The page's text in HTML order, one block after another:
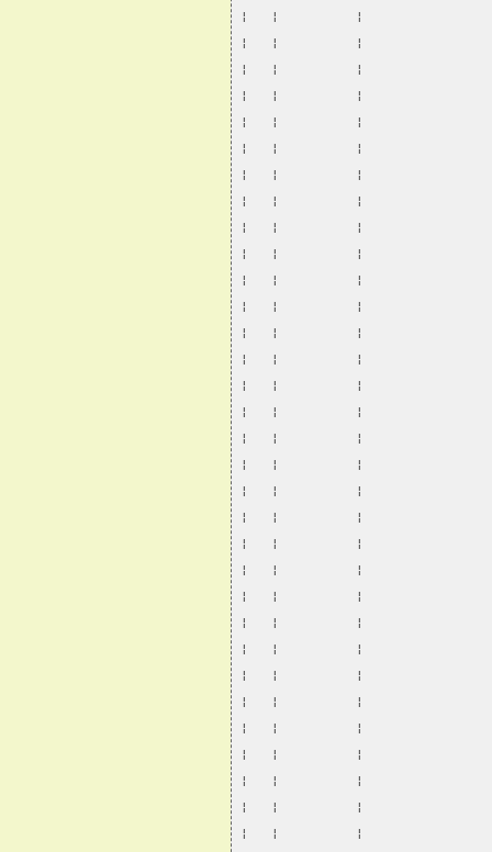
¦   ¦          ¦
¦   ¦          ¦
¦   ¦          ¦
¦   ¦          ¦
¦   ¦          ¦
¦   ¦          ¦
¦   ¦          ¦
¦   ¦          ¦
¦   ¦          ¦
¦   ¦          ¦
¦   ¦          ¦
¦   ¦          ¦
¦   ¦          ¦
¦   ¦          ¦
¦   ¦          ¦
¦   ¦          ¦
¦   ¦          ¦
¦   ¦          ¦                  ¦В
¦   ¦          ¦
¦   ¦          ¦
¦   ¦          ¦
¦   ¦          ¦
¦   ¦          ¦
¦   ¦          ¦
¦   ¦          ¦
¦   ¦          ¦
¦   ¦          ¦
¦   ¦          ¦
¦   ¦          ¦                  ¦В
¦   ¦          ¦
¦   ¦          ¦
¦   ¦          ¦